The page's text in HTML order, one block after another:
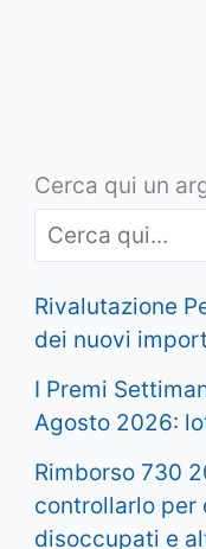
Cerca qui un
Rivalutazione
dei nuovi
I Premi
Agosto 2026:
Rimborso 730
controllarlo per
disoccupati e